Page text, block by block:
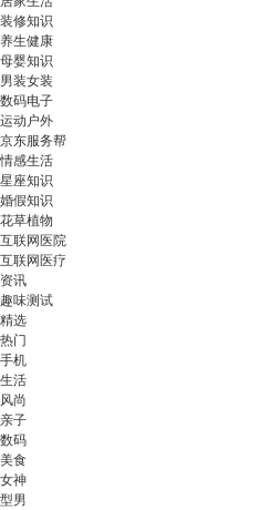
装修知识
养生健康
母婴知识
男装女装
数码电子
运动户外
京东服务帮
情感生活
星座知识
婚假知识
花草植物
互联网医院
互联网医疗
资讯
趣味测试
精选
热门
手机
生活
风尚
亲子
数码
美食
女神
型男